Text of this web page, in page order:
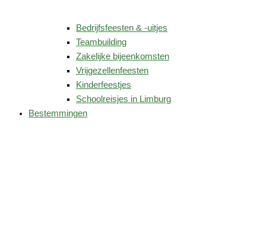
Bedrijfsfeesten & -uitjes
Teambuilding
Zakelijke bijeenkomsten
Vrijgezellenfeesten
Kinderfeestjes
Schoolreisjes in Limburg
Bestemmingen